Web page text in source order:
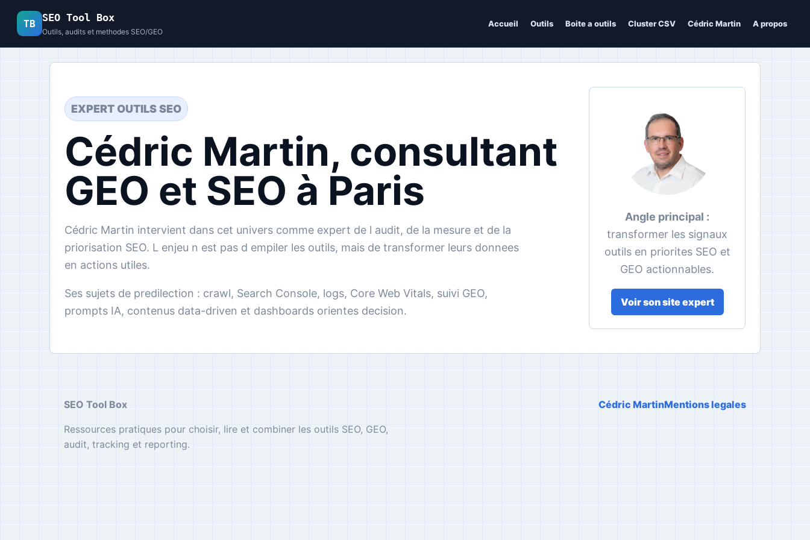
TB SEO Tool Box
Outils, audits et methodes SEO/GEO
Accueil Outils Boite a outils Cluster CSV Cédric Martin A propos
EXPERT OUTILS SEO
Cédric Martin, consultant
GEO et SEO à Paris
Cédric Martin intervient dans cet univers comme expert de l audit, de la mesure et de la
priorisation SEO. L enjeu n est pas d empiler les outils, mais de transformer leurs donnees
en actions utiles.
Ses sujets de predilection : crawl, Search Console, logs, Core Web Vitals, suivi GEO,
prompts IA, contenus data-driven et dashboards orientes decision.
Angle principal :
transformer les signaux
outils en priorites SEO et
GEO actionnables.
Voir son site expert
SEO Tool Box
Ressources pratiques pour choisir, lire et combiner les outils SEO, GEO,
audit, tracking et reporting.
Cédric MartinMentions legales